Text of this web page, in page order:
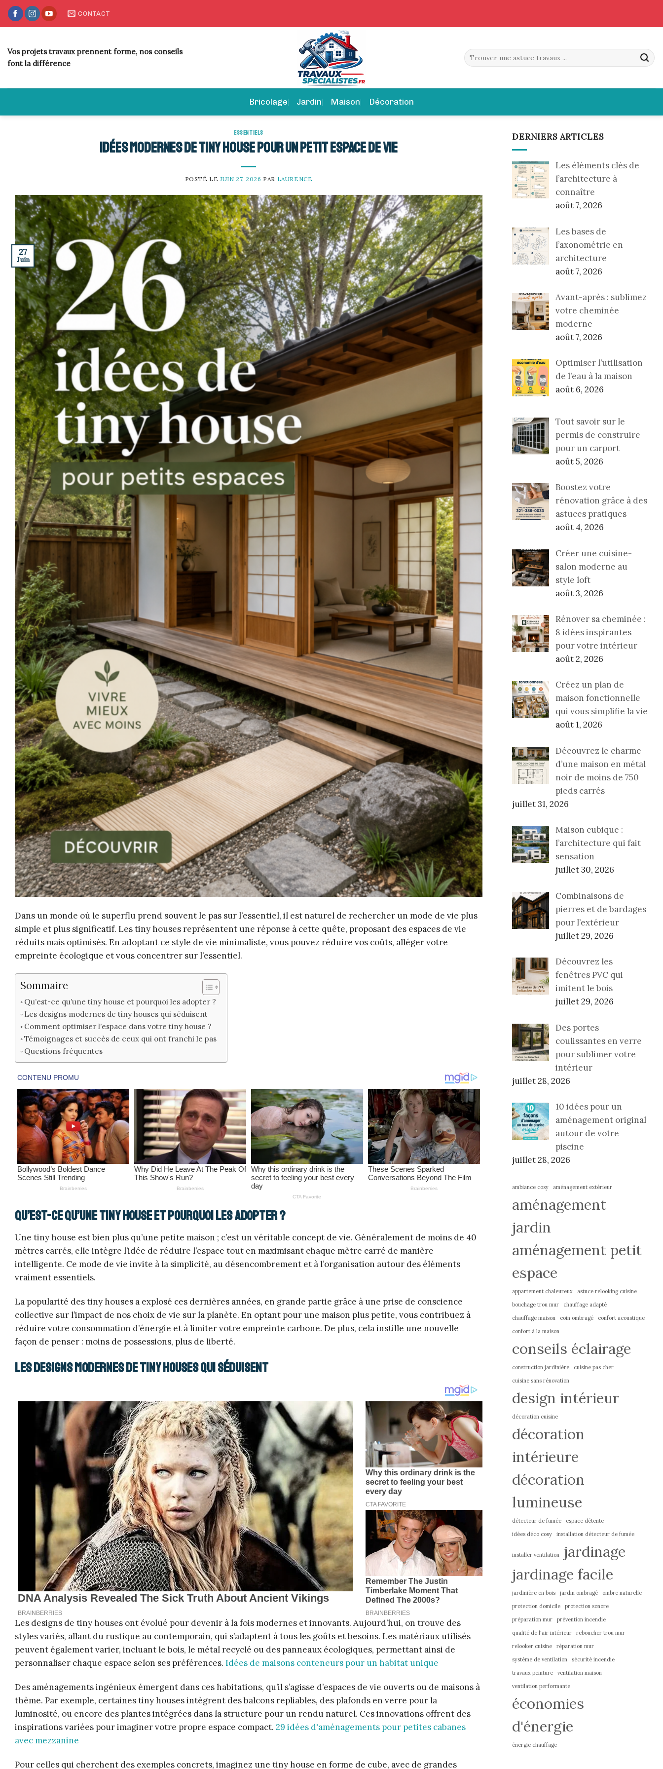
Skip
CONTACT
Vos projets travaux prennent forme, nos conseils
font la différence
Bricolage Jardin Maison Décoration
ESSENTIELS
Idées modernes de tiny house pour un petit espace de vie
POSTÉ LE JUIN 27, 2026 PAR LAURENCE
27
Juin
Dans un monde où le superflu prend souvent le pas sur l’essentiel, il est naturel de rechercher un mode de vie plus
simple et plus significatif. Les tiny houses représentent une réponse à cette quête, proposant des espaces de vie
réduits mais optimisés. En adoptant ce style de vie minimaliste, vous pouvez réduire vos coûts, alléger votre
empreinte écologique et vous concentrer sur l’essentiel.
Sommaire
Qu’est-ce qu’une tiny house et pourquoi les adopter ?
Les designs modernes de tiny houses qui séduisent
Comment optimiser l’espace dans votre tiny house ?
Témoignages et succès de ceux qui ont franchi le pas
Questions fréquentes
Qu’est-ce qu’une tiny house et pourquoi les adopter ?
Une tiny house est bien plus qu’une petite maison ; c’est un véritable concept de vie. Généralement de moins de 40
mètres carrés, elle intègre l’idée de réduire l’espace tout en maximisant chaque mètre carré de manière
intelligente. Ce mode de vie invite à la simplicité, au désencombrement et à l’organisation autour des éléments
vraiment essentiels.
La popularité des tiny houses a explosé ces dernières années, en grande partie grâce à une prise de conscience
collective sur l’impact de nos choix de vie sur la planète. En optant pour une maison plus petite, vous contribuez à
réduire votre consommation d’énergie et à limiter votre empreinte carbone. De plus, cela instille une nouvelle
façon de penser : moins de possessions, plus de liberté.
Les designs modernes de tiny houses qui séduisent
Les designs de tiny houses ont évolué pour devenir à la fois modernes et innovants. Aujourd’hui, on trouve des
styles variés, allant du rustique au contemporain, qui s’adaptent à tous les goûts et besoins. Les matériaux utilisés
peuvent également varier, incluant le bois, le métal recyclé ou des panneaux écologiques, permettant ainsi de
personnaliser chaque espace selon ses préférences. Idées de maisons conteneurs pour un habitat unique
Des aménagements ingénieux émergent dans ces habitations, qu’il s’agisse d’espaces de vie ouverts ou de maisons à
thème. Par exemple, certaines tiny houses intègrent des balcons repliables, des plafonds en verre pour la
luminosité, ou encore des plantes intégrées dans la structure pour un rendu naturel. Ces innovations offrent des
inspirations variées pour imaginer votre propre espace compact. 29 idées d'aménagements pour petites cabanes
avec mezzanine
Pour celles qui cherchent des exemples concrets, imaginez une tiny house en forme de cube, avec de grandes
DERNIERS ARTICLES
Les éléments clés de
l’architecture à
connaître
août 7, 2026
Les bases de
l’axonométrie en
architecture
août 7, 2026
Avant-après : sublimez
votre cheminée
moderne
août 7, 2026
Optimiser l’utilisation
de l’eau à la maison
août 6, 2026
Tout savoir sur le
permis de construire
pour un carport
août 5, 2026
Boostez votre
rénovation grâce à des
astuces pratiques
août 4, 2026
Créer une cuisine-
salon moderne au
style loft
août 3, 2026
Rénover sa cheminée :
8 idées inspirantes
pour votre intérieur
août 2, 2026
Créez un plan de
maison fonctionnelle
qui vous simplifie la vie
août 1, 2026
Découvrez le charme
d’une maison en métal
noir de moins de 750
pieds carrés
juillet 31, 2026
Maison cubique :
l’architecture qui fait
sensation
juillet 30, 2026
Combinaisons de
pierres et de bardages
pour l’extérieur
juillet 29, 2026
Découvrez les
fenêtres PVC qui
imitent le bois
juillet 29, 2026
Des portes
coulissantes en verre
pour sublimer votre
intérieur
juillet 28, 2026
10 idées pour un
aménagement original
autour de votre
piscine
juillet 28, 2026
ambiance cosy aménagement extérieur
aménagement
jardin
aménagement petit
espace
appartement chaleureux
astuce relooking cuisine
bouchage trou mur
chauffage adapté
chauffage maison
coin ombragé
confort acoustique
confort à la maison
conseils éclairage
construction jardinière
cuisine pas cher
cuisine sans rénovation
design intérieur
décoration cuisine
décoration
intérieure
décoration
lumineuse
détecteur de fumée
espace détente
idées déco cosy
installation détecteur de fumée
installer ventilation
jardinage
jardinage facile
jardinière en bois jardin ombragé
ombre naturelle
protection domicile
protection sonore
préparation mur
prévention incendie
qualité de l'air intérieur
reboucher trou mur
relooker cuisine
réparation mur
système de ventilation
sécurité incendie
travaux peinture
ventilation maison
ventilation performante
économies
d'énergie
énergie chauffage